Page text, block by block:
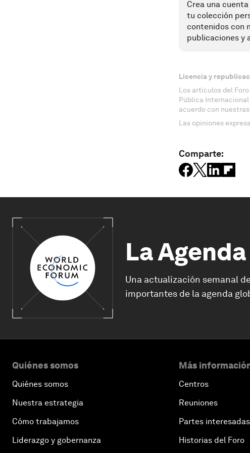
Crea una
tu colección
contenidos con
publicaciones y
Licencia y
Los artículos del
Pública Internacional
acuerdo con
Las opiniones
Comparte:
La Agenda
Una actualización semanal
importantes de la agenda
Quiénes somos
Quiénes somos
Nuestra estrategia
Cómo trabajamos
Liderazgo y gobernanza
Más
Centros
Reuniones
Partes interesadas
Historias del Foro